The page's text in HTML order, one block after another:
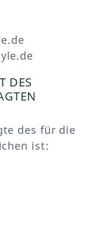
DES
des für die
ist: